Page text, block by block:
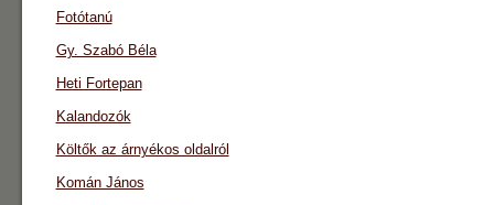
Fotótanú
Gy. Szabó Béla
Heti Fortepan
Kalandozók
Költők az árnyékos oldalról
Komán János